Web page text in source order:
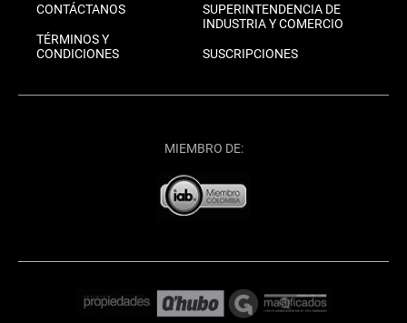
CONTÁCTANOS
TÉRMINOS Y
CONDICIONES
SUPERINTENDENCIA DE
INDUSTRIA Y COMERCIO
SUSCRIPCIONES
MIEMBRO DE: